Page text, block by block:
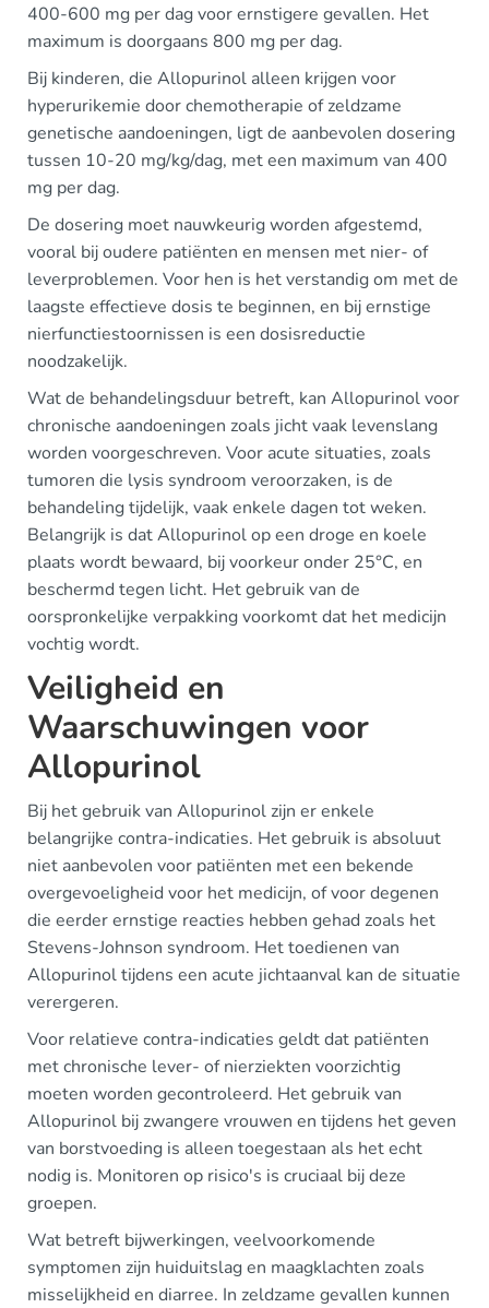
400-600 mg per dag voor ernstigere gevallen. Het
maximum is doorgaans 800 mg per dag.
Bij kinderen, die Allopurinol alleen krijgen voor
hyperurikemie door chemotherapie of zeldzame
genetische aandoeningen, ligt de aanbevolen dosering
tussen 10-20 mg/kg/dag, met een maximum van 400
mg per dag.
De dosering moet nauwkeurig worden afgestemd,
vooral bij oudere patiënten en mensen met nier- of
leverproblemen. Voor hen is het verstandig om met de
laagste effectieve dosis te beginnen, en bij ernstige
nierfunctiestoornissen is een dosisreductie
noodzakelijk.
Wat de behandelingsduur betreft, kan Allopurinol voor
chronische aandoeningen zoals jicht vaak levenslang
worden voorgeschreven. Voor acute situaties, zoals
tumoren die lysis syndroom veroorzaken, is de
behandeling tijdelijk, vaak enkele dagen tot weken.
Belangrijk is dat Allopurinol op een droge en koele
plaats wordt bewaard, bij voorkeur onder 25°C, en
beschermd tegen licht. Het gebruik van de
oorspronkelijke verpakking voorkomt dat het medicijn
vochtig wordt.
Veiligheid en
Waarschuwingen voor
Allopurinol
Bij het gebruik van Allopurinol zijn er enkele
belangrijke contra-indicaties. Het gebruik is absoluut
niet aanbevolen voor patiënten met een bekende
overgevoeligheid voor het medicijn, of voor degenen
die eerder ernstige reacties hebben gehad zoals het
Stevens-Johnson syndroom. Het toedienen van
Allopurinol tijdens een acute jichtaanval kan de situatie
verergeren.
Voor relatieve contra-indicaties geldt dat patiënten
met chronische lever- of nierziekten voorzichtig
moeten worden gecontroleerd. Het gebruik van
Allopurinol bij zwangere vrouwen en tijdens het geven
van borstvoeding is alleen toegestaan als het echt
nodig is. Monitoren op risico's is cruciaal bij deze
groepen.
Wat betreft bijwerkingen, veelvoorkomende
symptomen zijn huiduitslag en maagklachten zoals
misselijkheid en diarree. In zeldzame gevallen kunnen